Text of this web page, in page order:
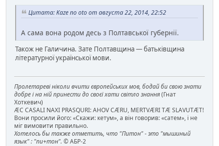
Цитата: Kaze no oto от августа 22, 2014, 22:52
А сама вона родом десь з Полтавської губернії.
Також не Галичина. Зате Полтавщина — батьківщина
літературної української мови.
Пролетареві ніколи вчити європейських мов, бодай би свою знати
добре і на ній принести до своєї хати світло знання(Гнат
Хоткевич)
ÆC CASALI NAXI PRASQURI: AHOV CÆRU, MERTVÆRI TÆ SLAVUTÆT!
Вони просили його: «Скажи: кетум», а він говорив: «сатем», і не
міг вимовити правильно.
Хотелось бы также отметить, что "Питон" - это "мышиный
язык" : "пи+тон". © АБР-2